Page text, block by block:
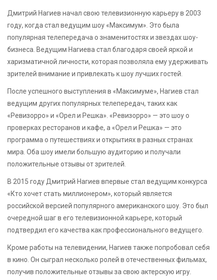
Дмитрий Нагиев начал свою телевизионную карьеру в 2003
году, когда стал ведущим шоу «Максимум». Это была
популярная телепередача о знаменитостях и звездах шоу-
бизнеса. Ведущим Нагиева стал благодаря своей яркой и
харизматичной личности, которая позволяла ему удерживать
зрителей внимание и привлекать к шоу лучших гостей.
После успешного выступления в «Максимуме», Нагиев стал
ведущим других популярных телепередач, таких как
«Ревизорро» и «Орел и Решка». «Ревизорро» — это шоу о
проверках ресторанов и кафе, а «Орел и Решка» — это
программа о путешествиях и открытиях в разных странах
мира. Оба шоу имели большую аудиторию и получали
положительные отзывы от зрителей.
В 2015 году Дмитрий Нагиев впервые стал ведущим конкурса
«Кто хочет стать миллионером», который является
российской версией популярного американского шоу. Это был
очередной шаг в его телевизионной карьере, который
подтвердил его качества как профессионального ведущего.
Кроме работы на телевидении, Нагиев также попробовал себя
в кино. Он сыграл несколько ролей в отечественных фильмах,
получив положительные отзывы за свою актерскую игру.